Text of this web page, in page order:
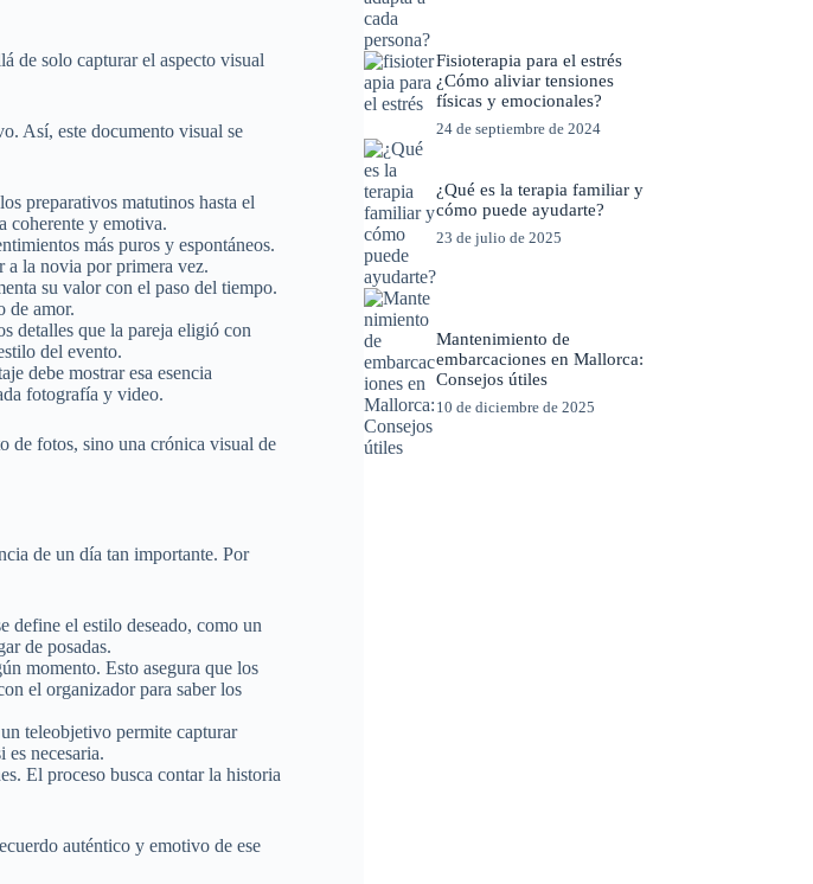
de solo capturar el aspecto visual
Así, este documento visual se
preparativos matutinos hasta el
coherente y emotiva.
más puros y espontáneos.
a la novia por primera vez.
su valor con el paso del tiempo.
de amor.
detalles que la pareja eligió con
del evento.
debe mostrar esa esencia
fotografía y video.
de fotos, sino una crónica visual de
de un día tan importante. Por
define el estilo deseado, como un
de posadas.
momento. Esto asegura que los
el organizador para saber los
teleobjetivo permite capturar
necesaria.
El proceso busca contar la historia
auténtico y emotivo de ese
Fisioterapia para el estrés
¿Cómo aliviar tensiones
físicas y emocionales?
24 de septiembre de 2024
¿Qué es la terapia familiar y
cómo puede ayudarte?
23 de julio de 2025
Mantenimiento de
embarcaciones en Mallorca:
Consejos útiles
10 de diciembre de 2025